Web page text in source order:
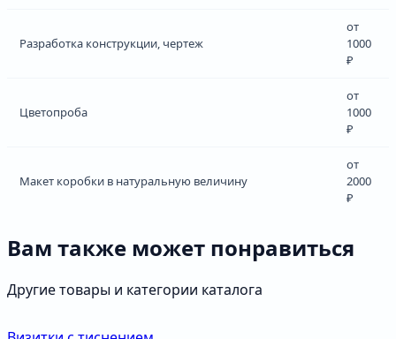
Разработка конструкции, чертеж
от
1000
₽
Цветопроба
от
1000
₽
Макет коробки в натуральную величину
от
2000
₽
Вам также может понравиться
Другие товары и категории каталога